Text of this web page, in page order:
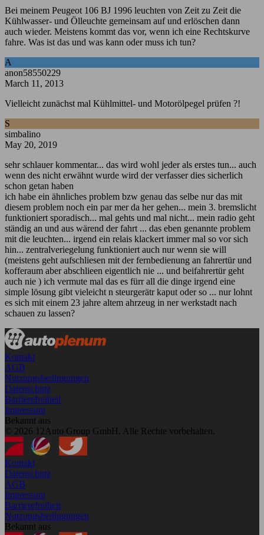
Bei meinem Peugeot 106 BJ 1996 leuchten von Zeit zu Zeit die
Kühlwasser- und Ölleuchte gemeinsam auf und erlöschen dann
auch wieder. Meistens kommt das vor, wenn ich eine Rechtskurve
fahre. Was ist das und was kann oder muss ich tun?
A
anon58550229
March 11, 2013
Vielleicht zunächst mal Kühlmittel- und Motorölpegel prüfen ?!
S
simbalino
May 20, 2019
sehr schlauer kommentar... das wird wohl jeder als erstes tun... auch
wenn des nicht erwähnt wurde wird der verfasser dies sicherlich
schon getan haben
ich habe ein ähnliches problem bzw genau das selbe nur das mit
diesem problem noch ein par mer da her gehen... mein 3. bremslicht
funktioniert sporadisch... mal gehts und mal nicht... mein radio geht
ständig an und aus wärend der fahrt ... das eben genannte problem
mit die leuchten... irgend ein relais klackert immer mal so vor sich
hin... zentralveriegelung funktioniert auch nur wenn sie will
(meistens geht aufschliesen mit der fernbedienung an fahrertür und
kofferaum aber abschlieen eigentlich nie ... und beifahrertür geht
auch nie ) ich vermute mal das es fürr all die dinge irgend eine
simple lösung gibt vieleicht n steurgerätr kaput oder so ... nur lohnt
es sich mit einem 23 jahre altem ahrzeug in ner werkstadt nach
schauen zu lassen?
Kontakt
AGB
Nutzungsbedingungen
Datenschutz
Barrierefreiheit
Impressum
Bekannt aus
© 2026 12Auto Group GmbH. Alle Rechte vorbehalten.
Kontakt
Datenschutz
AGB
Impressum
Barrierefreiheit
Nutzungsbedingungen
Bekannt aus